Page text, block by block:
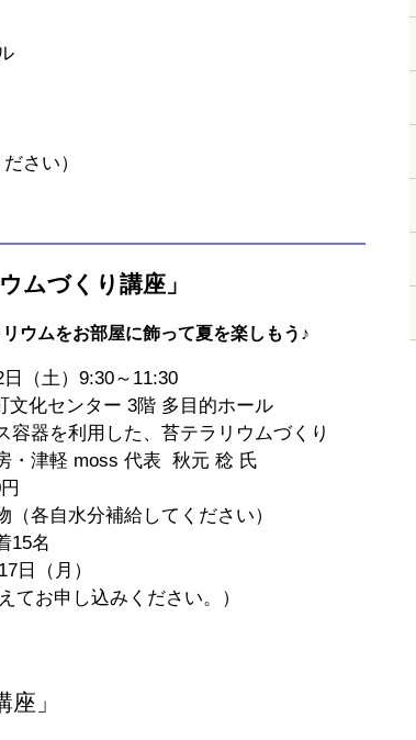
さい）
ムづくり講座」
ムをお部屋に飾って夏を楽しもう♪
土）9:30～11:30
化センター 3階 多目的ホール
器を利用した、苔テラリウムづくり
津軽 moss 代表 秋元 稔 氏
各自水分補給してください）
15名
）
ください。）
」